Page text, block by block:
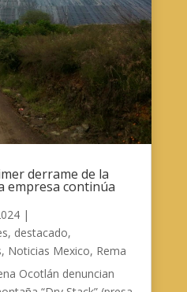
derrame de la
empresa continúa
|
, destacado,
, Noticias Mexico, Rema
Ocotlán denuncian